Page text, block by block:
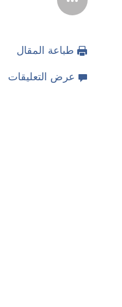
طباعة المقال
عرض التعليقات